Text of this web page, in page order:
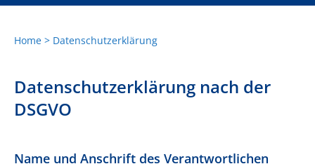
Home Datenschutzerklärung
Datenschutzerklärung nach der
DSGVO
Name und Anschrift des Verantwortlichen